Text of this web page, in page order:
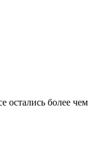
остались более чем